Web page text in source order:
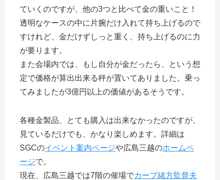
ていくのですが、他の3つと比べて金の重いこと！
透明なケースの中に片腕だけ入れて持ち上げるので
すけれど、金だけずしっと重く、持ち上げるのに力
が要ります。
また会場内では、もし自分が金だったら、という想
定で価格が算出出来る秤が置いてありました。乗っ
てみましたが3億円以上の価値があるそうです。
各種金製品、とても購入は出来なかったのですが、
見ているだけでも、かなり楽しめます。詳細は
SGCのイベント案内ページや広島三越のホームペ
ージで。
現在、広島三越では7階の催場でカープ緒方監督夫